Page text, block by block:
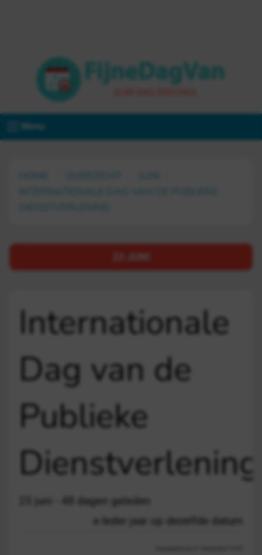
Menu
Internationale
Dag van de
Publieke
Dienstverlening
23 juni - 48 dagen geleden
Ieder jaar op dezelfde datum